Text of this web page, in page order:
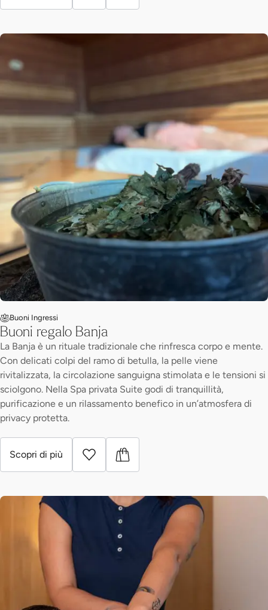
Buoni Ingressi
Buoni regalo Banja
La Banja è un rituale tradizionale che rinfresca corpo e mente.
Con delicati colpi del ramo di betulla, la pelle viene
rivitalizzata, la circolazione sanguigna stimolata e le tensioni si
sciolgono. Nella Spa privata Suite godi di tranquillità,
purificazione e un rilassamento benefico in un’atmosfera di
privacy protetta.
Scopri di più